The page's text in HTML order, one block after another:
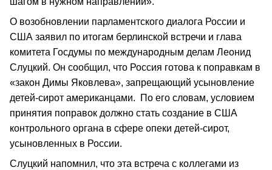
О возобновлении парламентского диалога России и
США заявил по итогам берлинской встречи и глава
комитета Госдумы по международным делам Леонид
Слуцкий. Он сообщил, что Россия готова к поправкам в
«закон Димы Яковлева», запрещающий усыновление
детей-сирот американцами. По его словам, условием
принятия поправок должно стать создание в США
контрольного органа в сфере опеки детей-сирот,
усыновленных в России.
Слуцкий напомнил, что эта встреча с коллегами из